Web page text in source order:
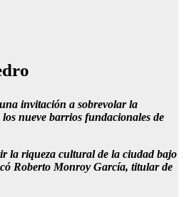
invitación a sobrevolar la
nueve barrios fundacionales de
la riqueza cultural de la ciudad bajo
Roberto Monroy García, titular de